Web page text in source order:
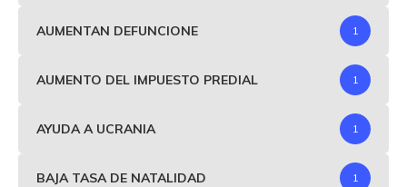
AUMENTAN DEFUNCIONE 1
AUMENTO DEL IMPUESTO PREDIAL 1
AYUDA A UCRANIA 1
BAJA TASA DE NATALIDAD 1